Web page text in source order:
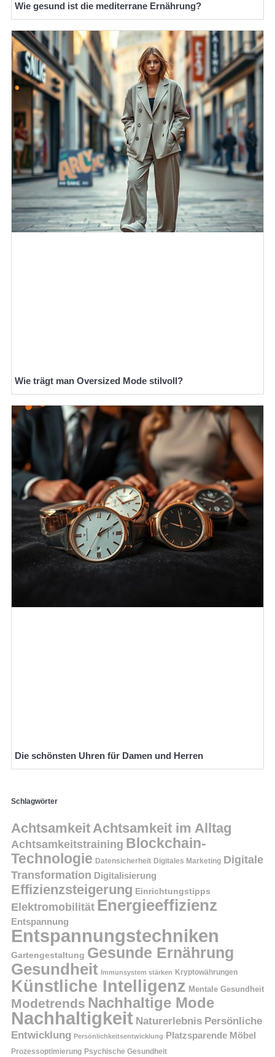
Wie gesund ist die mediterrane Ernährung?
Wie trägt man Oversized Mode stilvoll?
Die schönsten Uhren für Damen und Herren
Schlagwörter
AchtsamkeitAchtsamkeit im Alltag
Achtsamkeitstraining Blockchain-
Technologie Datensicherheit Digitales Marketing Digitale
Transformation Digitalisierung
Effizienzsteigerung Einrichtungstipps
Elektromobilität Energieeffizienz
Entspannung
Entspannungstechniken
Gartengestaltung Gesunde Ernährung
Gesundheit Immunsystem stärken Kryptowährungen
Künstliche Intelligenz Mentale Gesundheit
Modetrends Nachhaltige Mode
Nachhaltigkeit Naturerlebnis Persönliche
Entwicklung Persönlichkeitsentwicklung Platzsparende Möbel
Prozessoptimierung Psychische Gesundheit